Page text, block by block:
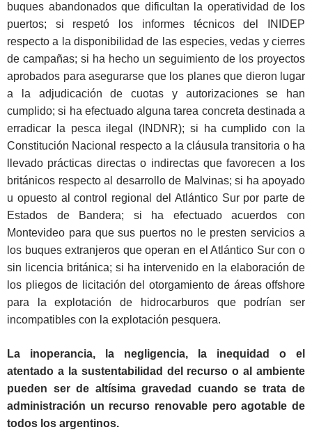
buques abandonados que dificultan la operatividad de los
puertos; si respetó los informes técnicos del INIDEP
respecto a la disponibilidad de las especies, vedas y cierres
de campañas; si ha hecho un seguimiento de los proyectos
aprobados para asegurarse que los planes que dieron lugar
a la adjudicación de cuotas y autorizaciones se han
cumplido; si ha efectuado alguna tarea concreta destinada a
erradicar la pesca ilegal (INDNR); si ha cumplido con la
Constitución Nacional respecto a la cláusula transitoria o ha
llevado prácticas directas o indirectas que favorecen a los
británicos respecto al desarrollo de Malvinas; si ha apoyado
u opuesto al control regional del Atlántico Sur por parte de
Estados de Bandera; si ha efectuado acuerdos con
Montevideo para que sus puertos no le presten servicios a
los buques extranjeros que operan en el Atlántico Sur con o
sin licencia británica; si ha intervenido en la elaboración de
los pliegos de licitación del otorgamiento de áreas offshore
para la explotación de hidrocarburos que podrían ser
incompatibles con la explotación pesquera.
La inoperancia, la negligencia, la inequidad o el
atentado a la sustentabilidad del recurso o al ambiente
pueden ser de altísima gravedad cuando se trata de
administración un recurso renovable pero agotable de
todos los argentinos.